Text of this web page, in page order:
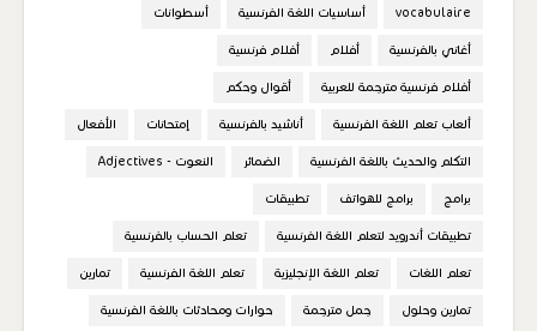
vocabulaire أساسيات اللغة الفرنسية أسطوانات
أغاني بالفرنسية أفلام أفلام فرنسية
أفلام فرنسية مترجمة للعربية أقوال وحكم
ألعاب تعلم اللغة الفرنسية أناشيد بالفرنسية إمتحانات الأفعال
التكلم والحديث باللغة الفرنسية الضمائر النعوت - Adjectives
برامج برامج للهواتف تطبيقات
تطبيقات أندرويد لتعلم اللغة الفرنسية تعلم الحساب بالفرنسية
تعلم اللغات تعلم اللغة الإنجليزية تعلم اللغة الفرنسية تمارين
تمارين وحلول جمل مترجمة حوارات ومحادثات باللغة الفرنسية